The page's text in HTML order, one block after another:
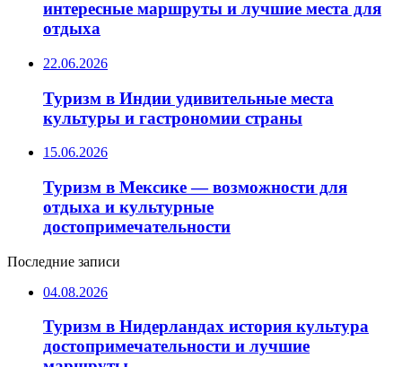
интересные маршруты и лучшие места для
отдыха
22.06.2026
Туризм в Индии удивительные места
культуры и гастрономии страны
15.06.2026
Туризм в Мексике — возможности для
отдыха и культурные
достопримечательности
Последние записи
04.08.2026
Туризм в Нидерландах история культура
достопримечательности и лучшие